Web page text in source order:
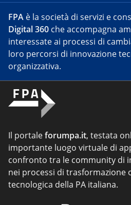
FPA è la società di servizi e
Digital 360 che accompagna
interessate ai processi di
loro percorsi di innovazione
organizzativa.
Il portaleforumpa.it, testata
importante luogo virtuale di
confronto tra le community di
nei processi di trasformazione
tecnologica della PA italiana.